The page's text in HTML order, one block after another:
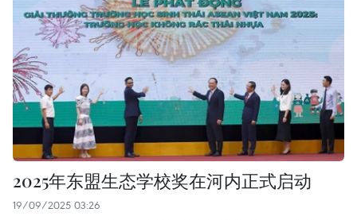
2025年东盟生态学校奖在河内正式启动
19/09/2025 03:26